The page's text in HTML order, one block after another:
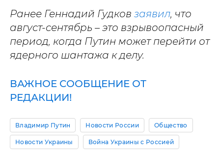
Ранее Геннадий Гудков заявил, что
август-сентябрь – это взрывоопасный
период, когда Путин может перейти от
ядерного шантажа к делу.
ВАЖНОЕ СООБЩЕНИЕ ОТ
РЕДАКЦИИ!
Владимир Путин Новости России Общество
Новости Украины Война Украины с Россией